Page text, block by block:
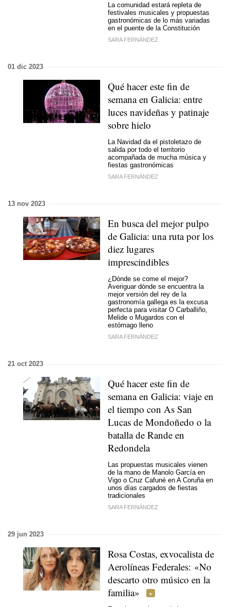
La comunidad estará repleta de
festivales musicales y propuestas
gastronómicas de lo más variadas
en el puente de la Constitución
SARA FERNÁNDEZ
01 dic 2023
Qué hacer este fin de
semana en Galicia: entre
luces navideñas y patinaje
sobre hielo
La Navidad da el pistoletazo de
salida por todo el territorio
acompañada de mucha música y
fiestas gastronómicas
SARA FERNÁNDEZ
13 nov 2023
En busca del mejor pulpo
de Galicia: una ruta por los
diez lugares
imprescindibles
¿Dónde se come el mejor?
Averiguar dónde se encuentra la
mejor versión del rey de la
gastronomía gallega es la excusa
perfecta para visitar O Carballiño,
Melide o Mugardos con el
estómago lleno
SARA FERNÁNDEZ
21 oct 2023
Qué hacer este fin de
semana en Galicia: viaje en
el tiempo con As San
Lucas de Mondoñedo o la
batalla de Rande en
Redondela
Las propuestas musicales vienen
de la mano de Manolo García en
Vigo o Cruz Cafuné en A Coruña en
unos días cargados de fiestas
tradicionales
SARA FERNÁNDEZ
29 jun 2023
Rosa Costas, exvocalista de
Aerolíneas Federales: «No
descarto otro músico en la
familia»